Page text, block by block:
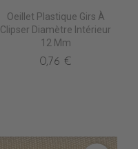
Oeillet Plastique Girs À
Clipser Diamètre Intérieur
12 Mm
0,76 €